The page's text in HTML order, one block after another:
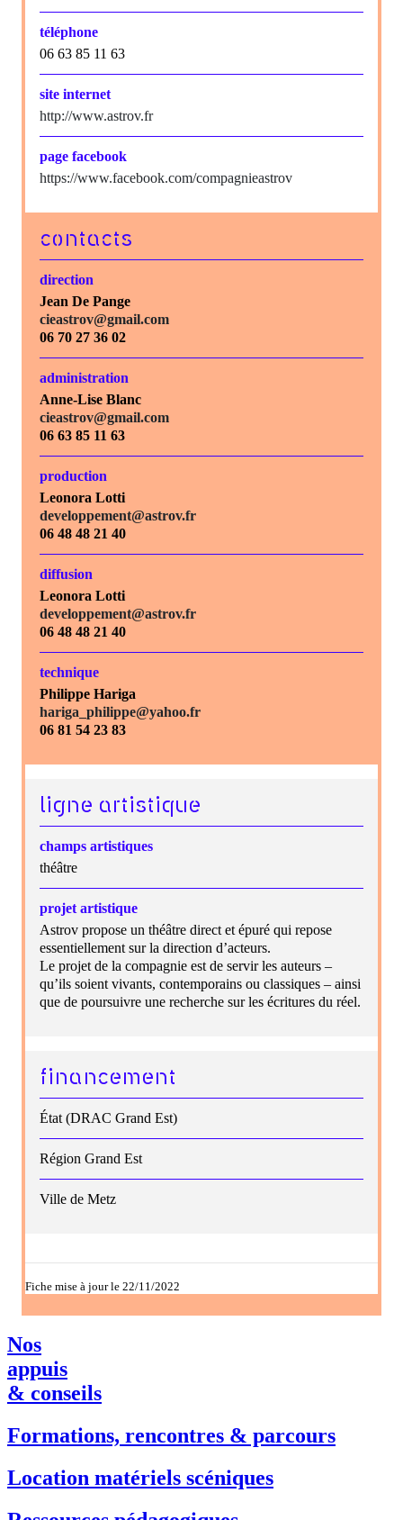
téléphone
06 63 85 11 63
site internet
http://www.astrov.fr
page facebook
https://www.facebook.com/compagnieastrov
contacts
direction
Jean De Pange
cieastrov@gmail.com
06 70 27 36 02
administration
Anne-Lise Blanc
cieastrov@gmail.com
06 63 85 11 63
production
Leonora Lotti
developpement@astrov.fr
06 48 48 21 40
diffusion
Leonora Lotti
developpement@astrov.fr
06 48 48 21 40
technique
Philippe Hariga
hariga_philippe@yahoo.fr
06 81 54 23 83
ligne artistique
champs artistiques
théâtre
projet artistique
Astrov propose un théâtre direct et épuré qui repose
essentiellement sur la direction d’acteurs.
Le projet de la compagnie est de servir les auteurs –
qu’ils soient vivants, contemporains ou classiques – ainsi
que de poursuivre une recherche sur les écritures du réel.
financement
État (DRAC Grand Est)
Région Grand Est
Ville de Metz
Fiche mise à jour le 22/11/2022
Nos
appuis
& conseils
Formations, rencontres & parcours
Location matériels scéniques